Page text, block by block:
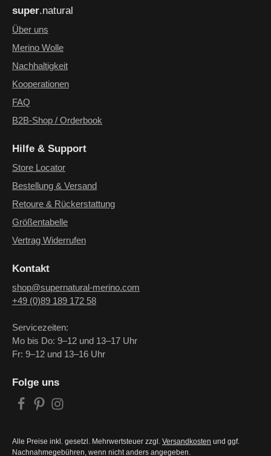
genommen und die
einverstanden.
Folge uns
Alle Preise inkl. gesetzl. Mehrwertsteuer zzgl. Versandkosten und ggf.
Nachnahmegebühren, wenn nicht anders angegeben.
super.natural
Über uns
Merino Wolle
Nachhaltigkeit
Kooperationen
FAQ
B2B-Shop / Orderbook
Hilfe & Support
Store Locator
Bestellung & Versand
Retoure & Rückerstattung
Größentabelle
Vertrag Widerrufen
Kontakt
shop@supernatural-merino.com
+49 (0)89 189 172 58
Servicezeiten:
Mo bis Do: 9–12 und 13–17 Uhr
Fr: 9–12 und 13–16 Uhr